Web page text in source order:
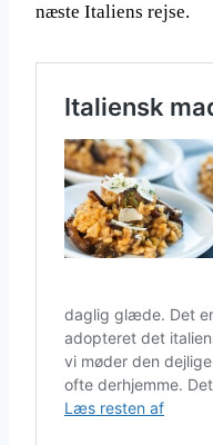
næste Italiens rejse.